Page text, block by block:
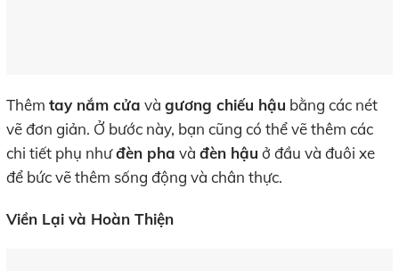
Thêm tay nắm cửa và gương chiếu hậu bằng các nét
vẽ đơn giản. Ở bước này, bạn cũng có thể vẽ thêm các
chi tiết phụ nhưđèn pha và đèn hậu ở đầu và đuôi xe
để bức vẽ thêm sống động và chân thực.
Viền Lại và Hoàn Thiện